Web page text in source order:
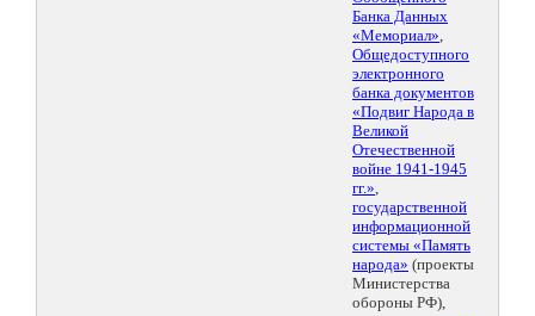
Банка Данных
«Мемориал»,
Общедоступного
электронного
банка документов
«Подвиг Народа в
Великой
Отечественной
войне 1941-1945
гг.»,
государственной
информационной
системы «Память
народа» (проекты
Министерства
обороны РФ),